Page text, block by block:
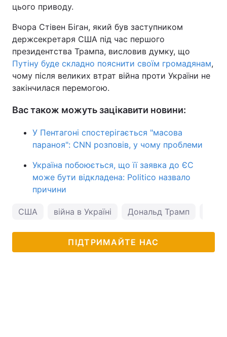
цього приводу.
Вчора Стівен Біган, який був заступником
держсекретаря США під час першого
президентства Трампа, висловив думку, що
Путіну буде складно пояснити своїм громадянам,
чому після великих втрат війна проти України не
закінчилася перемогою.
Вас також можуть зацікавити новини:
У Пентагоні спостерігається "масова
параноя": CNN розповів, у чому проблеми
Україна побоюється, що її заявка до ЄС
може бути відкладена: Politico назвало
причини
США війна в Україні Дональд Трамп
ПІДТРИМАЙТЕ НАС